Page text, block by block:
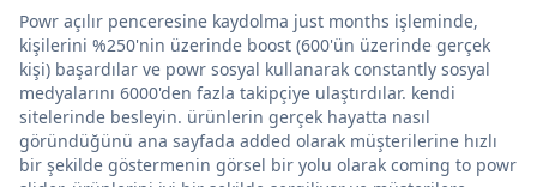
Powr açılır penceresine kaydolma just months işleminde,
kişilerini %250'nin üzerinde boost (600'ün üzerinde gerçek
kişi) başardılar ve powr sosyal kullanarak constantly sosyal
medyalarını 6000'den fazla takipçiye ulaştırdılar. kendi
sitelerinde besleyin. ürünlerin gerçek hayatta nasıl
göründüğünü ana sayfada added olarak müşterilerine hızlı
bir şekilde göstermenin görsel bir yolu olarak coming to powr